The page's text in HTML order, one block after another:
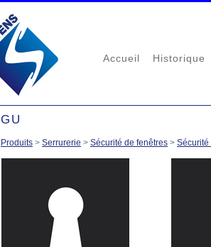
Accueil Historique
GU
Produits > Serrurerie > Sécurité de fenêtres > Sécurité